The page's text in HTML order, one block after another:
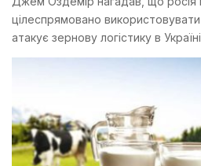
цілеспрямовано
атакує зернову логістику в Україні